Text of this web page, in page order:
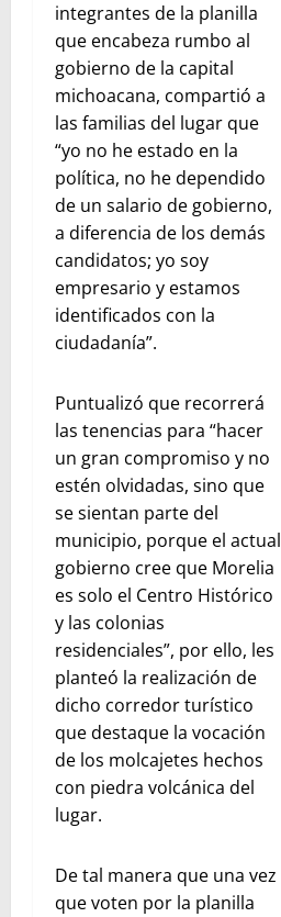
integrantes de la planilla
que encabeza rumbo al
gobierno de la capital
michoacana, compartió a
las familias del lugar que
“yo no he estado en la
política, no he dependido
de un salario de gobierno,
a diferencia de los demás
candidatos; yo soy
empresario y estamos
identificados con la
ciudadanía”.
Puntualizó que recorrerá
las tenencias para “hacer
un gran compromiso y no
estén olvidadas, sino que
se sientan parte del
municipio, porque el actual
gobierno cree que Morelia
es solo el Centro Histórico
y las colonias
residenciales”, por ello, les
planteó la realización de
dicho corredor turístico
que destaque la vocación
de los molcajetes hechos
con piedra volcánica del
lugar.
De tal manera que una vez
que voten por la planilla